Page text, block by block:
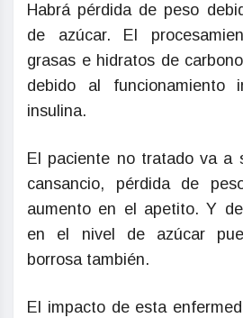
Habrá pérdida de peso
de azúcar. El
grasas e hidratos de
debido al funcionamiento
insulina.
El paciente no tratado va a
cansancio, pérdida de
aumento en el apetito. Y
en el nivel de azúcar
borrosa también.
El impacto de esta